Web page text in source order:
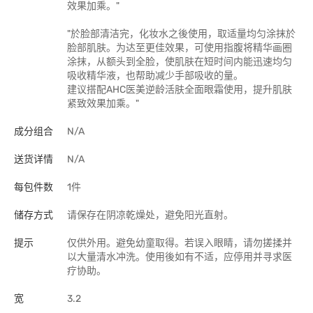
效果加乘。"
"於脸部清洁完，化妆水之後使用，取适量均匀涂抹於
脸部肌肤。为达至更佳效果，可使用指腹将精华画圈
涂抹，从额头到全脸，使肌肤在短时间内能迅速均匀
吸收精华液，也帮助减少手部吸收的量。
建议搭配AHC医美逆龄活肤全面眼霜使用，提升肌肤
紧致效果加乘。"
成分组合 N/A
送货详情 N/A
每包件数 1件
储存方式 请保存在阴凉乾燥处，避免阳光直射。
提示
仅供外用。避免幼童取得。若误入眼睛，请勿搓揉并
以大量清水冲洗。使用後如有不适，应停用并寻求医
疗协助。
宽 3.2